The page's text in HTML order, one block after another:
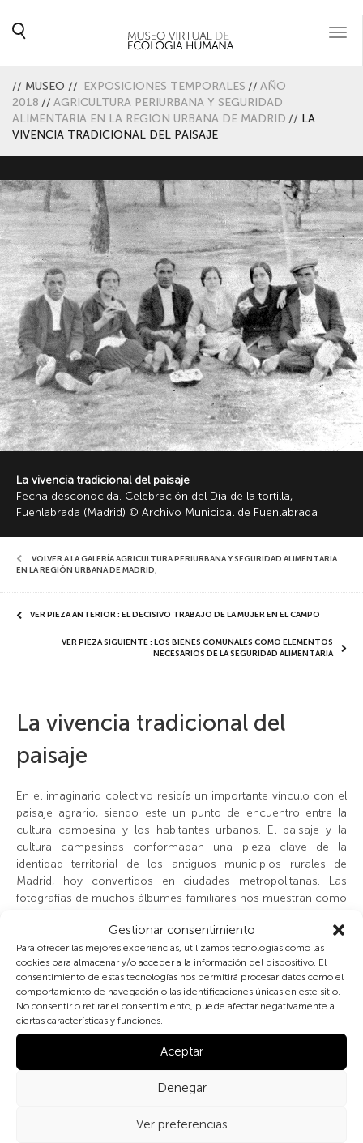
Gestionar consentimiento
Para ofrecer las mejores experiencias, utilizamos tecnologías como las
cookies para almacenar y/o acceder a la información del dispositivo. El
consentimiento de estas tecnologías nos permitirá procesar datos como el
comportamiento de navegación o las identificaciones únicas en este sitio.
No consentir o retirar el consentimiento, puede afectar negativamente a
ciertas características y funciones.
Aceptar
Denegar
Ver preferencias
// MUSEO // EXPOSICIONES TEMPORALES // AÑO
2018 // AGRICULTURA PERIURBANA Y SEGURIDAD
ALIMENTARIA EN LA REGIÓN URBANA DE MADRID // LA
VIVENCIA TRADICIONAL DEL PAISAJE
La vivencia tradicional del paisaje
Fecha desconocida. Celebración del Día de la tortilla,
Fuenlabrada (Madrid) © Archivo Municipal de Fuenlabrada
VOLVER A LA GALERÍA AGRICULTURA PERIURBANA Y SEGURIDAD ALIMENTARIA
EN LA REGIÓN URBANA DE MADRID,
VER PIEZA ANTERIOR : EL DECISIVO TRABAJO DE LA MUJER EN EL CAMPO
VER PIEZA SIGUIENTE : LOS BIENES COMUNALES COMO ELEMENTOS
NECESARIOS DE LA SEGURIDAD ALIMENTARIA
La vivencia tradicional del
paisaje
En el imaginario colectivo residía un importante vínculo con el
paisaje agrario, siendo este un punto de encuentro entre la
cultura campesina y los habitantes urbanos. El paisaje y la
cultura campesinas conformaban una pieza clave de la
identidad territorial de los antiguos municipios rurales de
Madrid, hoy convertidos en ciudades metropolitanas. Las
fotografías de muchos álbumes familiares nos muestran como
general, a la vez que actuaba como marco de experiencia y
convivencia entre los habitantes.
La apropiación del paisaje y su disfrute por parte de los
vecinos y vecinas favorecía sin duda el fortalecimiento de la
faceta productiva ejercida por los y las agricultoras y la
valoración social de la profesión. En la actualidad, estos
paisajes han sido arrinconados por la ciudad y muchos han